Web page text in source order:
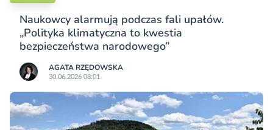
Naukowcy alarmują podczas fali upałów.
„Polityka klimatyczna to kwestia
bezpieczeństwa narodowego”
AGATA RZĘDOWSKA
30.06.2026 08:01